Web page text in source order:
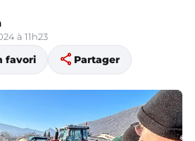
à 11h23
favori share Partager